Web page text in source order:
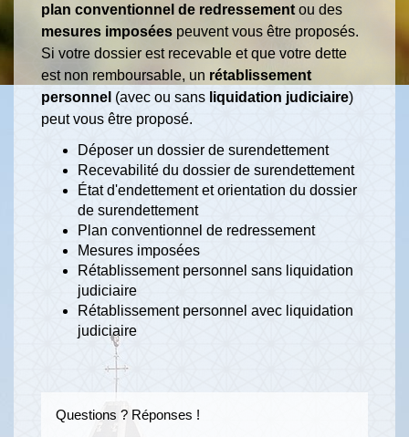
plan conventionnel de redressement ou des
mesures imposées peuvent vous être proposés.
Si votre dossier est recevable et que votre dette
est non remboursable, un rétablissement
personnel (avec ou sans liquidation judiciaire)
peut vous être proposé.
Déposer un dossier de surendettement
Recevabilité du dossier de surendettement
État d'endettement et orientation du dossier
de surendettement
Plan conventionnel de redressement
Mesures imposées
Rétablissement personnel sans liquidation
judiciaire
Rétablissement personnel avec liquidation
judiciaire
Questions ? Réponses !